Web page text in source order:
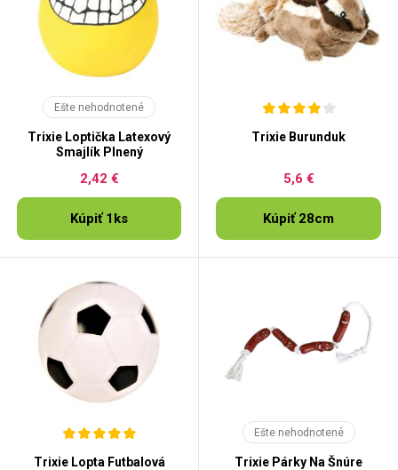
Ešte nehodnotené
Trixie Loptička Latexový
Smajlík Plnený
2,42 €
Kúpiť 1ks
Trixie Burunduk
5,6 €
Kúpiť 28cm
Trixie Lopta Futbalová
Ešte nehodnotené
Trixie Párky Na Šnúre